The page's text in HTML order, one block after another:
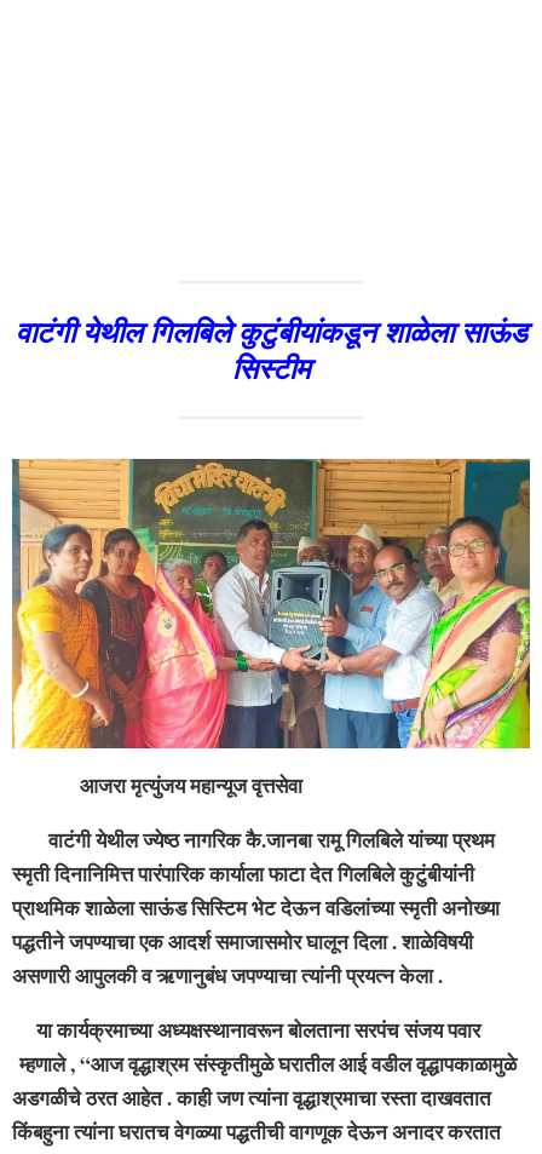
किंबहुना त्यांना घरातच वेगळ्या पद्धतीची वागणूक देऊन अनादर करतात
अशावेळी गिलबिले कुटुंबीयांनी निर्माण केलेला एकत्र कुटुंब पद्धतीचा आदर्श
प्रेरणादायी गोष्ट आहे .
स्वागत व प्रास्ताविक मुख्याध्यापक सुनील कामत यांनी केले . यावेळी
अनिल तेजम,शिवाजी गिलबिले , मधुकर जाधव ,शंकर गिलबिले आदींनी कै.
जानबा गिलबिले यांच्या आठवणी सांगितल्या . कार्यक्रमासाठी ग्रामपंचायत
सदस्य स्वाती गुरव, इंदुबाई कुंभार, मनीषा बिरजे, सदस्या शितल बिरजे,
प्रमिला कुंभार , नंदा पारसे , अनिता जाधव ,रेखा देवलकर,अर्जुन नांदवडेकर
, महादेव कसलकर, यशवंत कांबळे आदी उपस्थित होते. सूत्रसंचालन रंजना
हसुरे यांनी केले तर आभार अनुजा केने यांनी मानले .